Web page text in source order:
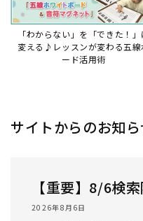
「わからない」を「できた！」
変える♪レッスンが変わる五線
ード活用術
サイトからのお知
【重要】8/6検
2026年8月6日